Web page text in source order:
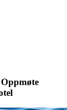
Oppmøte